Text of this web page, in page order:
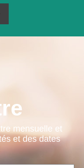
mensuelle et
et des dates